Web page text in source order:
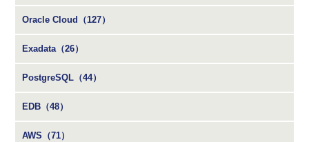
Oracle Cloud（127）
Exadata（26）
PostgreSQL（44）
EDB（48）
AWS（71）